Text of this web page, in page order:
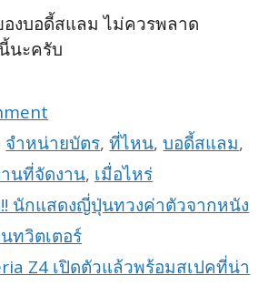
งบอดี้สแลม ไม่ควรพลาด
นะครับ
จำหน่ายบัตร,ที่ไหน,บอดี้สแลม,
นที่จัดงาน, เมื่อไหร่
นักแสดงญี่ปุ่นทวงค่าตัวจากหนัง
ทวิตเตอร์
Z4 เปิดตัวแล้วพร้อมสเปคที่น่า